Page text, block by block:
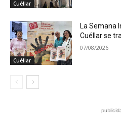
Cuéllar
Cuéllar
La Semana
Cuéllar se
07/08/2026